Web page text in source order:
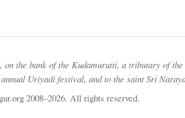
the bank of the Kudamurutti, a tributary of
Uriyadi festival, and to the saint Sri
2008–2026. All rights reserved.